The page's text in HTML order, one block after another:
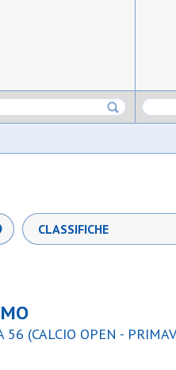
CLASSIFICHE
56 (CALCIO OPEN -